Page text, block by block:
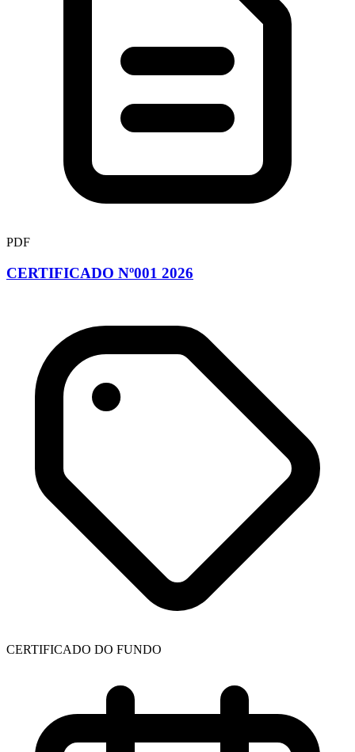
PDF
CERTIFICADO Nº001 2026
CERTIFICADO DO FUNDO